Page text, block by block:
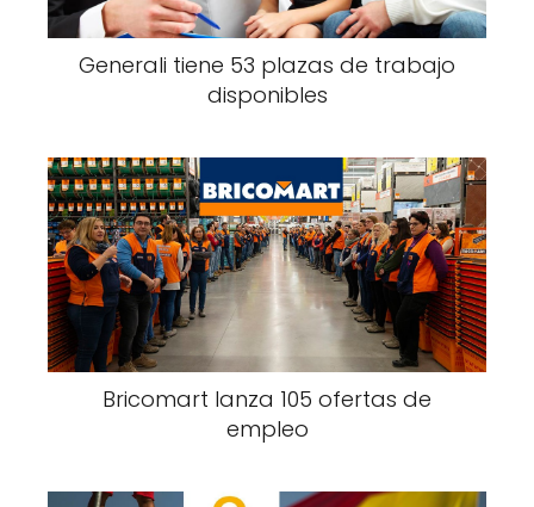
Generali tiene 53 plazas de trabajo
disponibles
Bricomart lanza 105 ofertas de
empleo